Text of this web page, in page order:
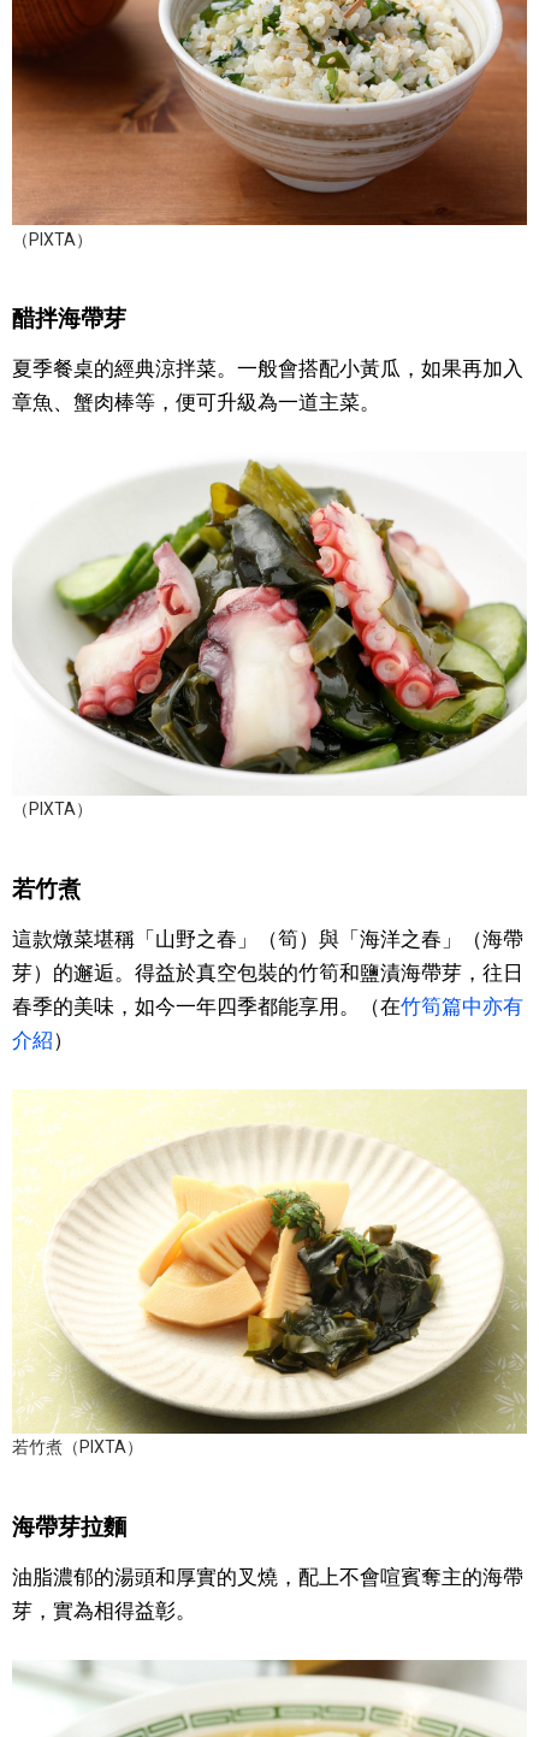
（PIXTA）
醋拌海帶芽
夏季餐桌的經典涼拌菜。一般會搭配小黃瓜，如果再加入
章魚、蟹肉棒等，便可升級為一道主菜。
（PIXTA）
若竹煮
這款燉菜堪稱「山野之春」（筍）與「海洋之春」（海帶
芽）的邂逅。得益於真空包裝的竹筍和鹽漬海帶芽，往日
春季的美味，如今一年四季都能享用。（在竹筍篇中亦有
介紹）
若竹煮（PIXTA）
海帶芽拉麵
油脂濃郁的湯頭和厚實的叉燒，配上不會喧賓奪主的海帶
芽，實為相得益彰。